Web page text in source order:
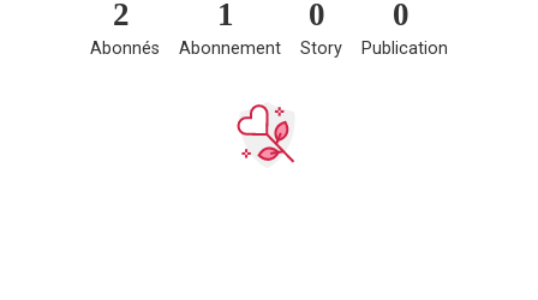
2
Abonnés
1
Abonnement
0
Story
0
Publication